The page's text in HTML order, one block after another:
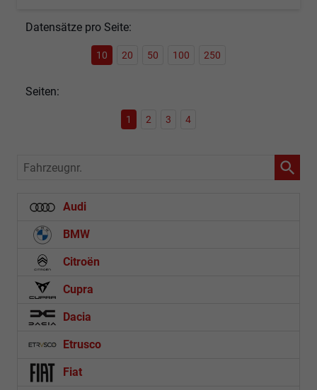
Datensätze pro Seite:
10 20 50 100 250
Seiten:
1 2 3 4
Fahrzeugnr.
Audi
BMW
Citroën
Cupra
Dacia
Etrusco
Fiat